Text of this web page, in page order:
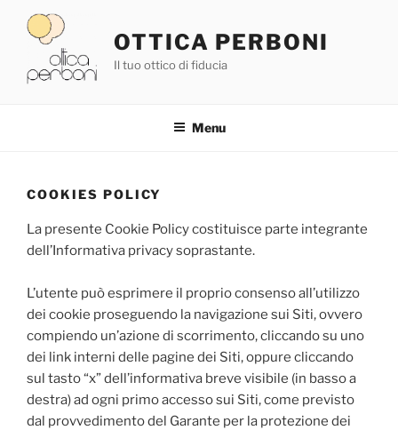
contenuto
OTTICA PERBONI
Il tuo ottico di fiducia
Menu
COOKIES POLICY
La presente Cookie Policy costituisce parte integrante
dell’Informativa privacy soprastante.
L’utente può esprimere il proprio consenso all’utilizzo
dei cookie proseguendo la navigazione sui Siti, ovvero
compiendo un’azione di scorrimento, cliccando su uno
dei link interni delle pagine dei Siti, oppure cliccando
sul tasto “x” dell’informativa breve visibile (in basso a
destra) ad ogni primo accesso sui Siti, come previsto
dal provvedimento del Garante per la protezione dei